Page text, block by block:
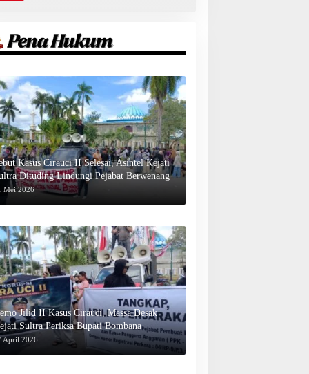
Kasus Cirauci II Selesai, Asintel Kejati
Dituding Lindungi Pejabat Berwenang
Mei 2026
Jilid II Kasus Cirauci, Massa Desak
Sultra Periksa Bupati Bombana
April 2026